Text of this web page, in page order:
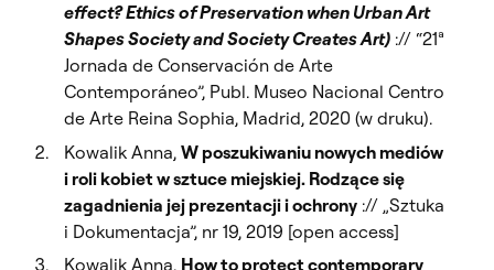
effect? Ethics of Preservation when Urban Art
Shapes Society and Society Creates Art):// “21ª
Jornada de Conservación de Arte
Contemporáneo”, Publ. Museo Nacional Centro
de Arte Reina Sophia, Madrid, 2020 (w druku).
Kowalik Anna, W poszukiwaniu nowych mediów
i roli kobiet w sztuce miejskiej. Rodzące się
zagadnienia jej prezentacji i ochrony:// „Sztuka
i Dokumentacja”, nr 19, 2019 [open access]
Kowalik Anna, How to protect contemporary